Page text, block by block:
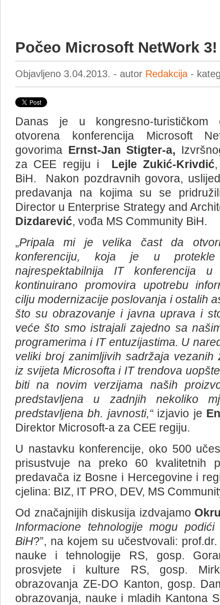
Počeo Microsoft NetWork 3!
Objavljeno 3.04.2013. - autor Redakcija -
Danas je u kongresno-turističkom
otvorena konferencija Microsoft
govorima Ernst-Jan Stigter-a,
za CEE regiju i Lejle Zukić-Krivdić
BiH. Nakon pozdravnih govora,
predavanja na kojima su se
Director u Enterprise Strategy and
Dizdarević, vođa MS Community BiH.
„Pripala mi je velika čast da
konferenciju, koja je u
protekle
najrespektabilnija
IT konferencija
u
kontinuirano
promovira upotrebu
cilju modernizacije poslovanja i ostalih
što su obrazovanje i javna uprava i
veće što smo istrajali zajedno sa naš
programerima i IT entuzijastima. U
veliki broj zanimljivih sadržaja vezanih
iz svijeta Microsofta i IT trendova
biti na novim verzijama naših
predstavljena u zadnjih nekoliko
predstavljena bh. javnosti,“ izjavio je
Direktor Microsoft-a za CEE regiju.
U nastavku konferencije, oko 500
prisustvuje na preko 60 kvalitetnih
predavača iz Bosne i Hercegovine i
cjelina: BIZ, IT PRO, DEV, MS
Od značajnijih diskusija izdvajamo
Informacione
tehnologije mogu podići
BiH?”, na kojem su učestvovali:
nauke i tehnologije RS, gosp.
prosvjete i kulture RS, gosp.
obrazovanja ZE-DO Kanton, gosp.
obrazovanja, nauke i mladih Kantona